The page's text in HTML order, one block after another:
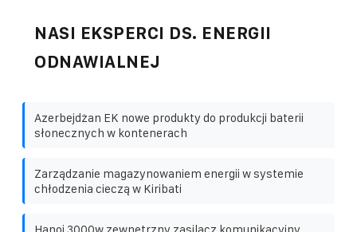
NASI EKSPERCI DS. ENERGII
ODNAWIALNEJ
Azerbejdżan EK nowe produkty do produkcji baterii
słonecznych w kontenerach
Zarządzanie magazynowaniem energii w systemie
chłodzenia cieczą w Kiribati
Hanoi 3000w zewnętrzny zasilacz komunikacyjny